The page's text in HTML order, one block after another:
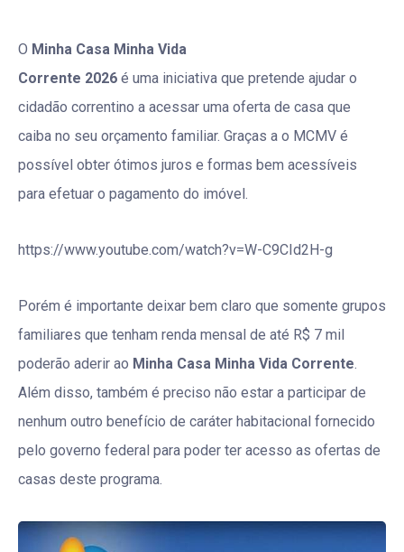
O Minha Casa Minha Vida
Corrente 2026 é uma iniciativa que pretende ajudar o
cidadão correntino a acessar uma oferta de casa que
caiba no seu orçamento familiar. Graças a o MCMV é
possível obter ótimos juros e formas bem acessíveis
para efetuar o pagamento do imóvel.
https://www.youtube.com/watch?v=W-C9CId2H-g
Porém é importante deixar bem claro que somente grupos
familiares que tenham renda mensal de até R$ 7 mil
poderão aderir ao Minha Casa Minha Vida Corrente.
Além disso, também é preciso não estar a participar de
nenhum outro benefício de caráter habitacional fornecido
pelo governo federal para poder ter acesso as ofertas de
casas deste programa.